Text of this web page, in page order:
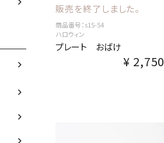
販売を終了しました。
商品番号：s15-54
ハロウィン
プレート おばけ
¥ 2,750